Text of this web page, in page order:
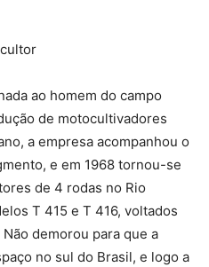
ao homem do campo
de motocultivadores
a empresa acompanhou o
e em 1968 tornou-se
de 4 rodas no Rio
T 415 e T 416, voltados
demorou para que a
no sul do Brasil, e logo a